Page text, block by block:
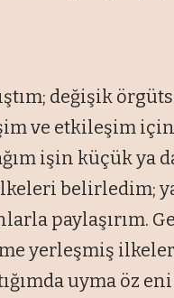
değişik
ve etkileşim
işin küçük ya
belirledim;
paylaşırım.
yerleşmiş
uyma öz